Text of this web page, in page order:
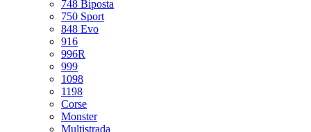
748 Biposta
750 Sport
848 Evo
916
996R
999
1098
1198
Corse
Monster
Multistrada